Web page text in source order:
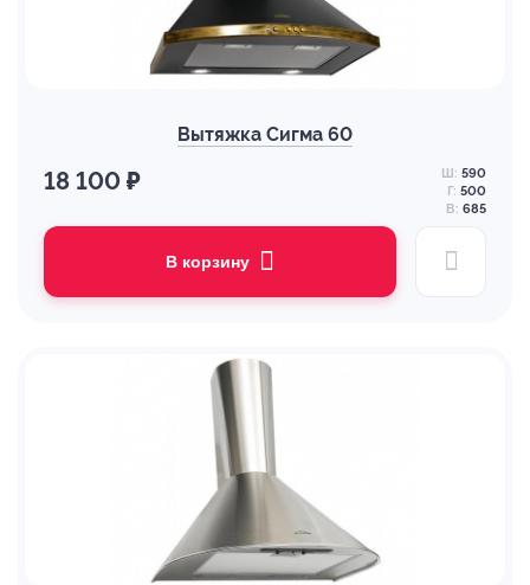
Вытяжка Сигма 60
18 100 ₽ Ш: 590
Г: 500
В: 685
В корзину